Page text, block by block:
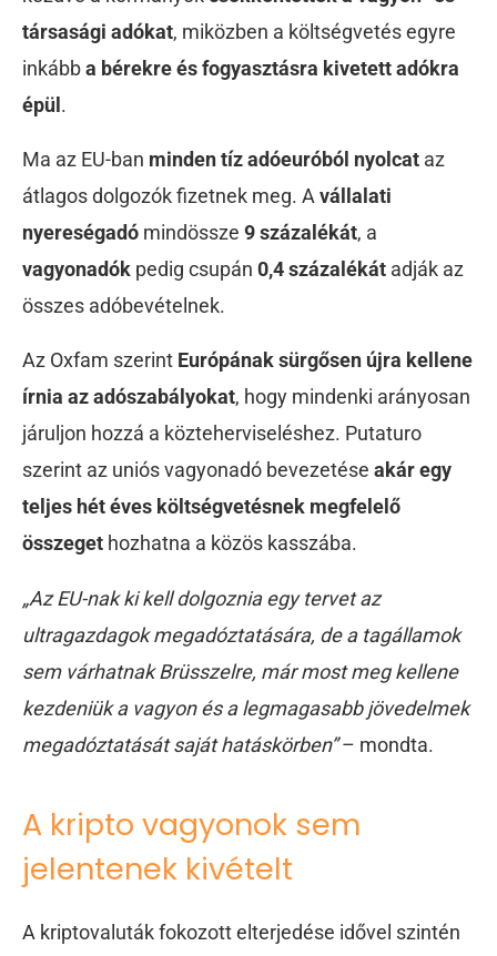
társasági adókat, miközben a költségvetés egyre
inkábba bérekre és fogyasztásra kivetett adókra
épül .
Ma az EU-ban minden tíz adóeuróból nyolcat az
átlagos dolgozók fizetnek meg. A vállalati
nyereségadó mindössze 9 százalékát, a
vagyonadók pedig csupán 0,4 százalékát adják az
összes adóbevételnek.
Az Oxfam szerint Európának sürgősen újra kellene
írnia az adószabályokat, hogy mindenki arányosan
járuljon hozzá a közteherviseléshez. Putaturo
szerint az uniós vagyonadó bevezetése akár egy
teljes hét éves költségvetésnek megfelelő
összeget hozhatna a közös kasszába.
„Az EU-nak ki kell dolgoznia egy tervet az
ultragazdagok megadóztatására, de a tagállamok
sem várhatnak Brüsszelre, már most meg kellene
kezdeniüka vagyon és a legmagasabb jövedelmek
megadóztatását saját hatáskörben”– mondta.
A kripto vagyonok sem
jelentenek kivételt
A kriptovaluták fokozott elterjedése idővel szintén